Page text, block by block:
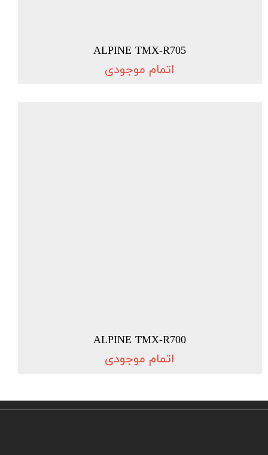
ALPINE TMX-R705
اتمام موجودی
ALPINE TMX-R700
اتمام موجودی